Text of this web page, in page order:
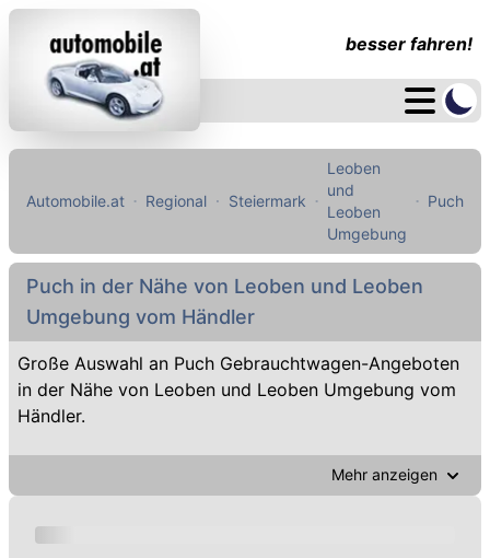
besser fahren!
Automobile.at Regional Steiermark
Leoben
und
Leoben
Umgebung
Puch
Puch in der Nähe von Leoben und Leoben
Umgebung vom Händler
Große Auswahl an Puch Gebrauchtwagen-Angeboten
in der Nähe von Leoben und Leoben Umgebung vom
Händler.
Mehr anzeigen